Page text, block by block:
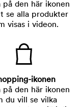
på den här ikonen
se alla produkter
visas i videon.
ikonen
på den här ikonen
du vill se vilka